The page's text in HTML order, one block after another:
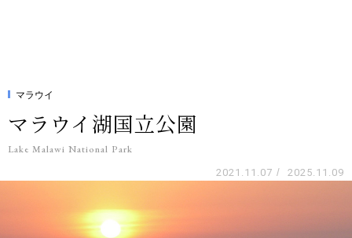
マラウイ
マラウイ湖国立公園
Lake Malawi National Park
2021.11.07 / 2025.11.09